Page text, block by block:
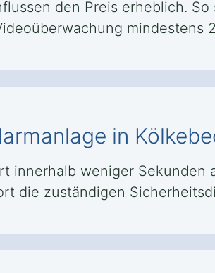
den Preis erheblich.
mindestens
in
innerhalb weniger
die zuständigen